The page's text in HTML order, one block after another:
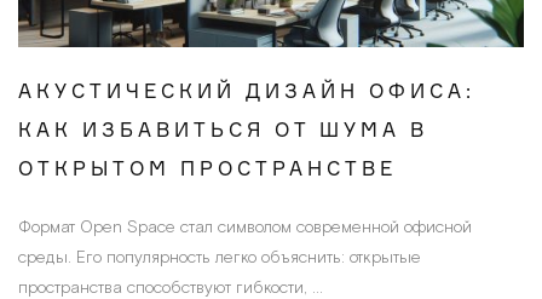
АКУСТИЧЕСКИЙ ДИЗАЙН ОФИСА:
КАК ИЗБАВИТЬСЯ ОТ ШУМА В
ОТКРЫТОМ ПРОСТРАНСТВЕ
Формат Open Space стал символом современной офисной
среды. Его популярность легко объяснить: открытые
пространства способствуют гибкости, ...